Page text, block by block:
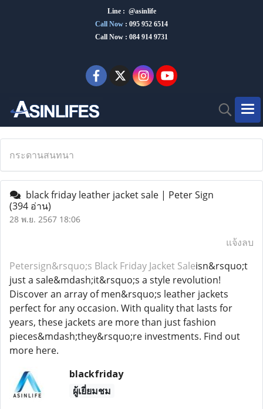
Line : @asinlife
Call Now : 095 952 6514
Call Now : 084 914 9731
กระดานสนทนา
black friday leather jacket sale | Peter Sign
(394 อ่าน)
28 พ.ย. 2567 18:06
แจ้งลบ
Petersign&rsquo;s Black Friday Jacket Saleisn&rsquo;t
just a sale&mdash;it&rsquo;s a style revolution!
Discover an array of men&rsquo;s leather jackets
perfect for any occasion. With quality that lasts for
years, these jackets are more than just fashion
pieces&mdash;they&rsquo;re investments. Find out
more here.
blackfriday
ผู้เยี่ยมชม